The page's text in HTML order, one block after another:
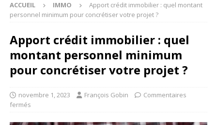
ACCUEIL IMMO
Apport crédit immobilier : quel montant
personnel minimum pour concrétiser votre projet ?
Apport crédit immobilier : quel
montant personnel minimum
pour concrétiser votre projet ?
novembre 1, 2023 François Gobin
Commentaires
fermés